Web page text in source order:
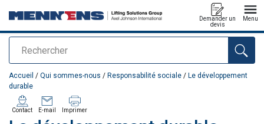
Rechercher
Demander un
devis
Menu
Ajouté au panier
Accueil / Qui sommes-nous / Responsabilité sociale / Le développement
durable
Contact E-mail Imprimer